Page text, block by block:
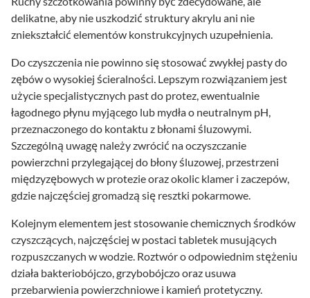
delikatne, aby nie uszkodzić struktury akrylu ani nie
zniekształcić elementów konstrukcyjnych uzupełnienia.
Do czyszczenia nie powinno się stosować zwykłej pasty do
zębów o wysokiej ścieralności. Lepszym rozwiązaniem jest
użycie specjalistycznych past do protez, ewentualnie
łagodnego płynu myjącego lub mydła o neutralnym pH,
przeznaczonego do kontaktu z błonami śluzowymi.
Szczególną uwagę należy zwrócić na oczyszczanie
powierzchni przylegającej do błony śluzowej, przestrzeni
międzyzębowych w protezie oraz okolic klamer i zaczepów,
gdzie najczęściej gromadzą się resztki pokarmowe.
Kolejnym elementem jest stosowanie chemicznych środków
czyszczących, najczęściej w postaci tabletek musujących
rozpuszczanych w wodzie. Roztwór o odpowiednim stężeniu
działa bakteriobójczo, grzybobójczo oraz usuwa
przebarwienia powierzchniowe i kamień protetyczny.